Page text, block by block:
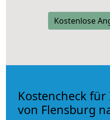
Kostenlose
Kostencheck
von Flensburg